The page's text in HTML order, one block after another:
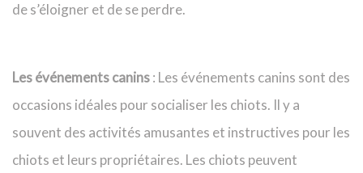
de s’éloigner et de se perdre.
Les événements canins: Les événements canins sont des
occasions idéales pour socialiser les chiots. Il y a
souvent des activités amusantes et instructives pour les
chiots et leurs propriétaires. Les chiots peuvent